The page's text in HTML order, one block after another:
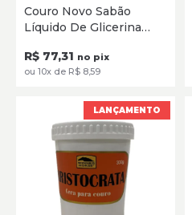
ADICIONAR
Couro Novo Sabão
Líquido De Glicerina
Horse-CN1LA
R$ 77,31 no pix
ou 10x de R$ 8,59
LANÇAMENTO